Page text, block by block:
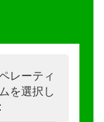
レーティ
を選択し